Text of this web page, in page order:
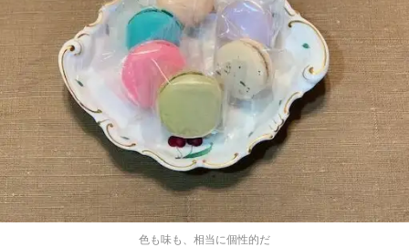
色も味も、相当に個性的だ